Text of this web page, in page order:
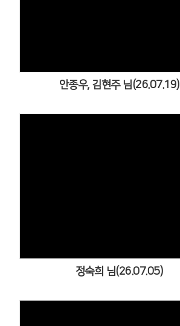
안종우, 김현주 님(26.07.19)
정숙희 님(26.07.05)